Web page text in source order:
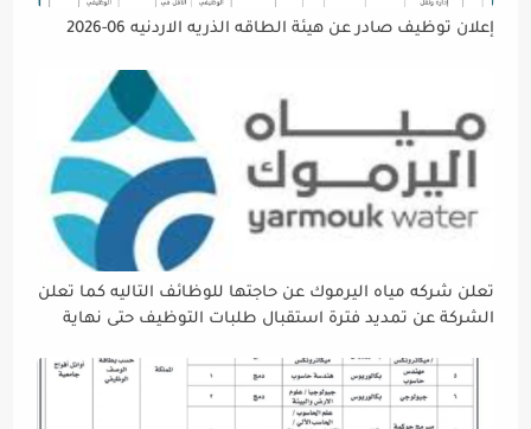
إعلان توظيف صادر عن هيئة الطاقه الذريه الاردنيه 06-2026
تعلن شركه مياه اليرموك عن حاجتها للوظائف التاليه كما تعلن
الشركة عن تمديد فترة استقبال طلبات التوظيف حتى نهاية
إتاحة الفرصة الكافية أمام الجميع لاستكمال إجراءات التقديم.